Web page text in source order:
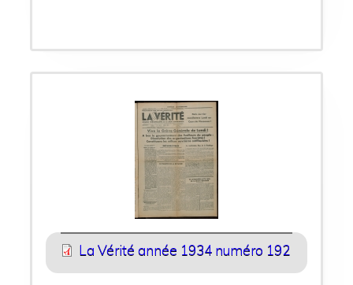
La Vérité année 1934 numéro 192